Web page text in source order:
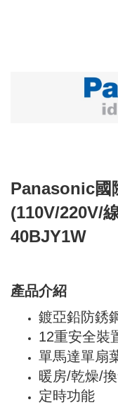
Panasonic國
(110V/220V/
40BJY1W
產品介紹
鍍亞鉛防銹
12重安全裝
單馬達單扇
暖房/乾燥/
定時功能